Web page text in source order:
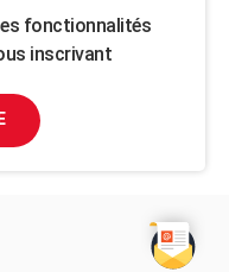
fonctionnalités
inscrivant